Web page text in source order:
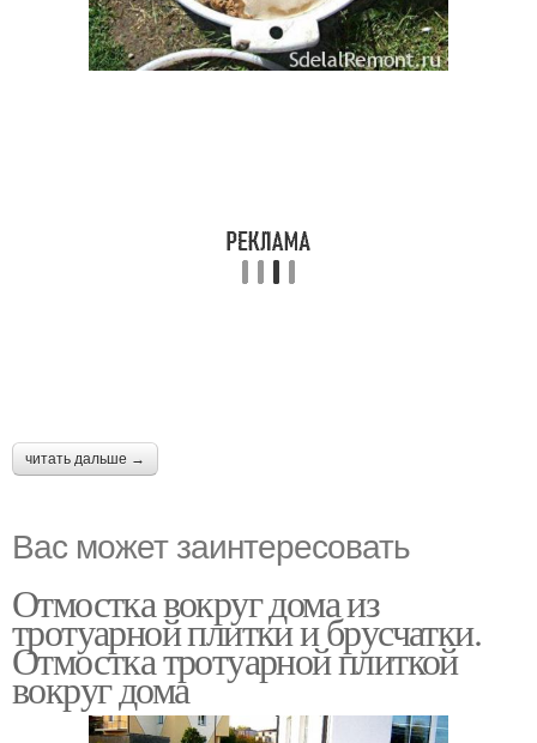
читать дальше →
Вас может заинтересовать
Отмостка вокруг дома из
тротуарной плитки и брусчатки.
Отмостка тротуарной плиткой
вокруг дома